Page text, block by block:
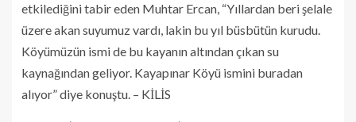
etkilediğini tabir eden Muhtar Ercan, “Yıllardan beri şelale
üzere akan suyumuz vardı, lakin bu yıl büsbütün kurudu.
Köyümüzün ismi de bu kayanın altından çıkan su
kaynağından geliyor. Kayapınar Köyü ismini buradan
alıyor” diye konuştu. – KİLİS